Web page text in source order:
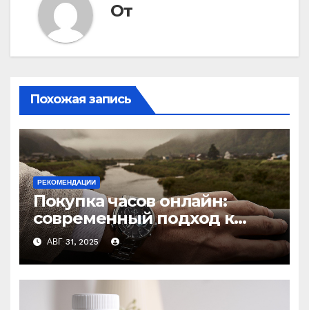
От
Похожая запись
РЕКОМЕНДАЦИИ
Покупка часов онлайн:
современный подход к
выбору аксессуаров
АВГ 31, 2025